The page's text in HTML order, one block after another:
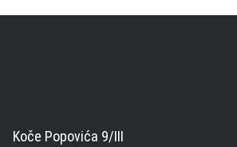
Koče Popovića 9/III